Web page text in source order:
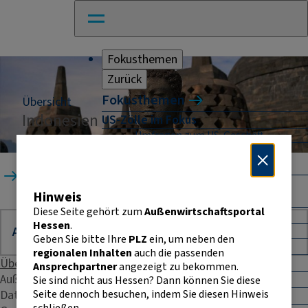
Fokusthemen
Zurück
Fokusthemen
US-Zölle im Fokus
Umfragen zum US-Geschäft
Naher Osten: Auswirkungen für
Absicherung und Finanzierung im
Außenhandel Hessen
CBAM
Entwicklungszusammenarbeit
E-Commerce
E-Rechnung in der EU
Übersicht
Indonesien
Übersicht
Außenhandelsstatistik
Daten & Fakten
Hinweis
Diese Seite gehört zumAußenwirtschaftsportal
Hessen.
Geben Sie bitte Ihre PLZein, um neben den
regionalen Inhaltenauch die passenden
Ansprechpartnerangezeigt zu bekommen.
Sie sind nicht aus Hessen? Dann können Sie diese
Seite dennoch besuchen, indem Sie diesen Hinweis